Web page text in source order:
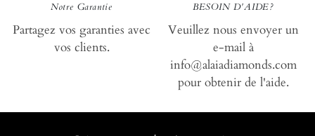
Notre Garantie
Partagez vos garanties avec
vos clients.
BESOIN D'AIDE?
Veuillez nous envoyer un
e-mail à
info@alaiadiamonds.com
pour obtenir de l'aide.